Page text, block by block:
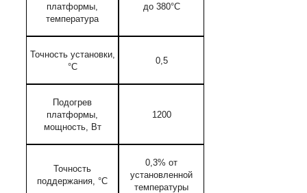
платформы,
температура
до 380°С
Точность установки,
°С
0,5
Подогрев
платформы,
мощность, Вт
1200
Точность
поддержания, °С
0,3% от
установленной
температуры